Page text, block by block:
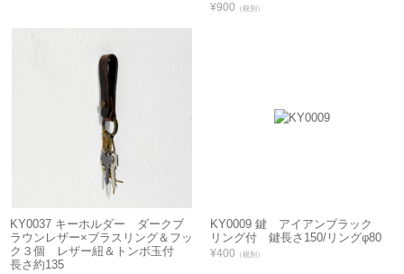
¥900 （税別）
KY0037 キーホルダー ダークブ
ラウンレザー×ブラスリング＆フッ
ク３個 レザー紐＆トンボ玉付
長さ約135
KY0009 鍵 アイアンブラック
リング付 鍵長さ150/リングφ80
¥400 （税別）